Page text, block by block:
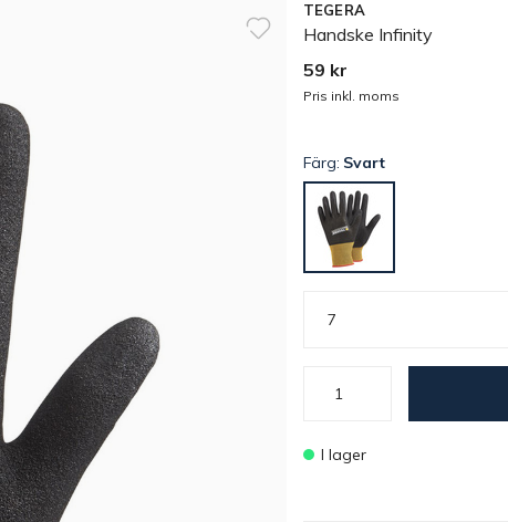
TEGERA
Handske Infinity
59 kr
Pris inkl. moms
Färg: Svart
7
I lager